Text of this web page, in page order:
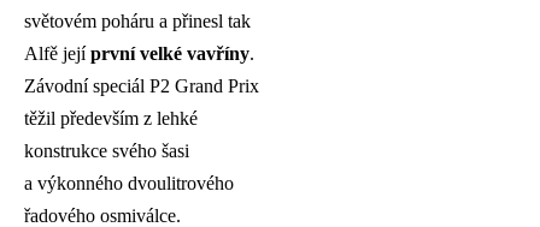
světovém poháru a přinesl tak
Alfě jejíprvní velké vavříny.
Závodní speciál P2 Grand Prix
těžil především z lehké
konstrukce svého šasi
a výkonného dvoulitrového
řadového osmiválce.